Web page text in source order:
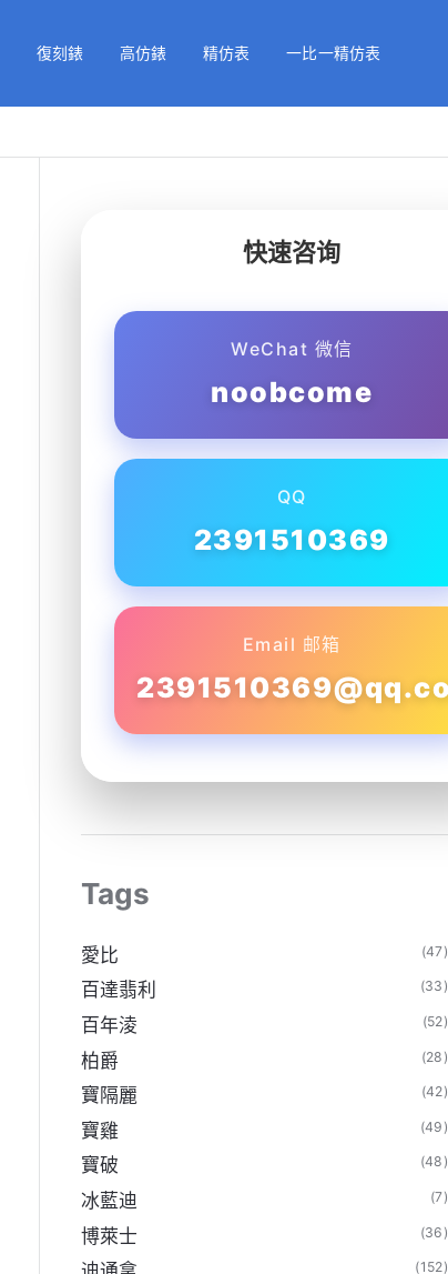
復刻錶 高仿錶 精仿表 一比一精仿表
快速咨询
WeChat 微信
noobcome
QQ
2391510369
Email 邮箱
Tags
愛比 (47)
百達翡利 (33)
百年淩 (52)
柏爵 (28)
寶隔麗 (42)
寶雞 (49)
寶破 (48)
冰藍迪 (7)
博萊士 (36)
(152)